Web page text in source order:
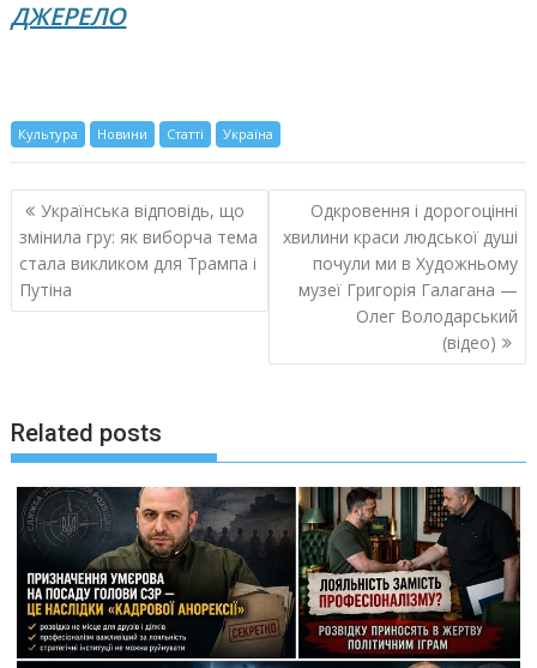
ДЖЕРЕЛО
Культура Новини Статті Україна
Навигация
по
записям
Українська відповідь, що
змінила гру: як виборча тема
стала викликом для Трампа і
Путіна
Одкровення і дорогоцінні
хвилини краси людської душі
почули ми в Художньому
музеї Григорія Галагана —
Олег Володарський
(відео)
Related posts